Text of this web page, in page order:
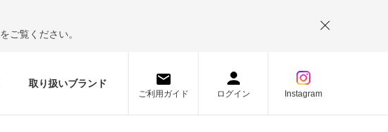
をご覧ください。
取り扱いブランド
ご利用ガイド ログイン Instagram